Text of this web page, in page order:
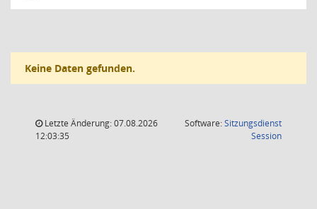
Keine Daten gefunden.
Letzte Änderung: 07.08.2026
12:03:35
Software:Sitzungsdienst
Session(Wird in